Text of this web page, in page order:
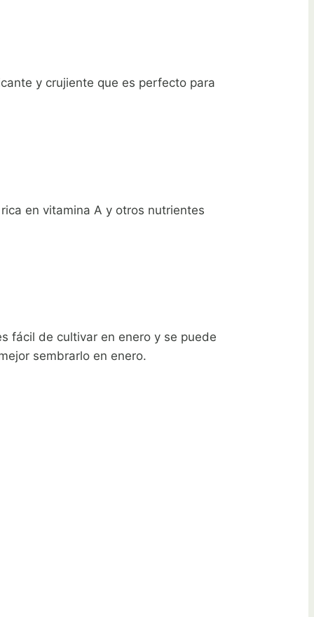
y crujiente que es perfecto para
en vitamina A y otros nutrientes
fácil de cultivar en enero y se puede
sembrarlo en enero.